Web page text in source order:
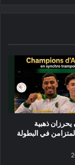
يحرزان ذهبية
في البطولة